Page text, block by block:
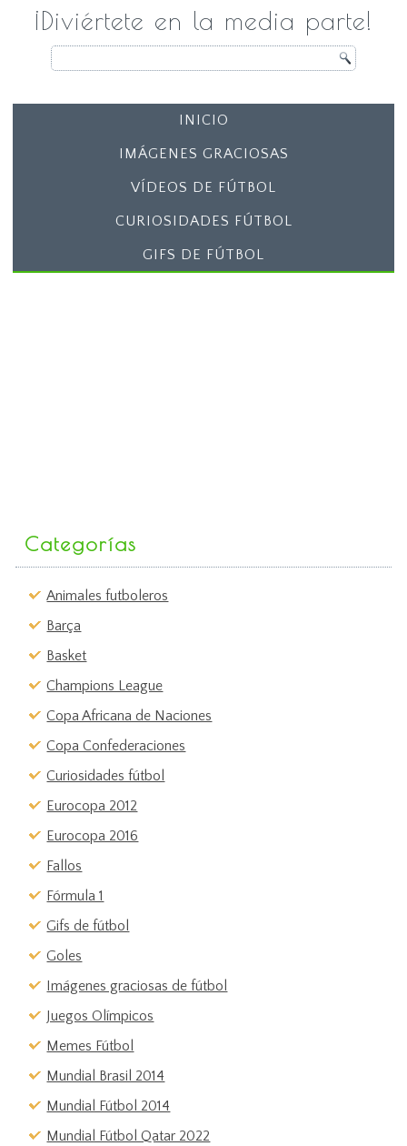
¡Diviértete en la media parte!
INICIO
IMÁGENES GRACIOSAS
VÍDEOS DE FÚTBOL
CURIOSIDADES FÚTBOL
GIFS DE FÚTBOL
Categorías
Animales futboleros
Barça
Basket
Champions League
Copa Africana de Naciones
Copa Confederaciones
Curiosidades fútbol
Eurocopa 2012
Eurocopa 2016
Fallos
Fórmula 1
Gifs de fútbol
Goles
Imágenes graciosas de fútbol
Juegos Olímpicos
Memes Fútbol
Mundial Brasil 2014
Mundial Fútbol 2014
Mundial Fútbol Qatar 2022